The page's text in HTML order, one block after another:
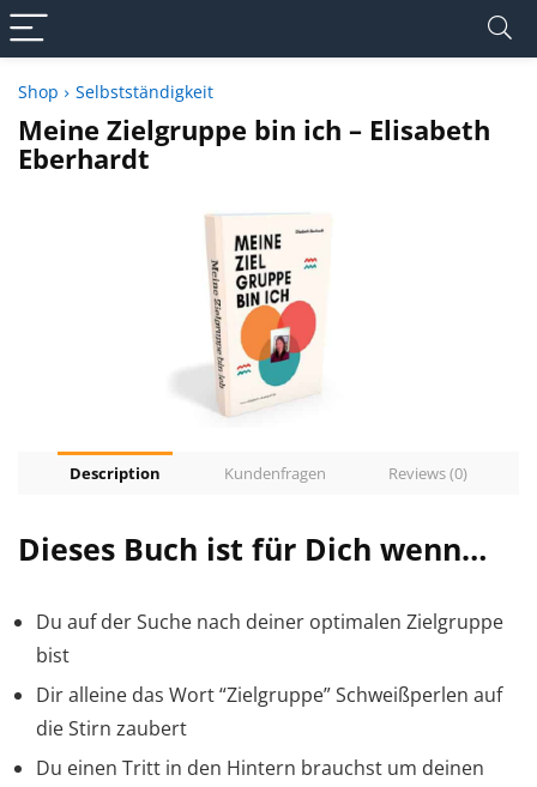
Shop Selbstständigkeit
Meine Zielgruppe bin ich – Elisabeth
Eberhardt
Description Kundenfragen Reviews (0)
Dieses Buch ist für Dich wenn…
Du auf der Suche nach deiner optimalen Zielgruppe
bist
Dir alleine das Wort “Zielgruppe” Schweißperlen auf
die Stirn zaubert
Du einen Tritt in den Hintern brauchst um deinen